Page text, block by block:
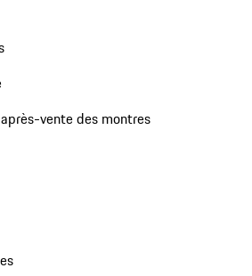
vente des montres